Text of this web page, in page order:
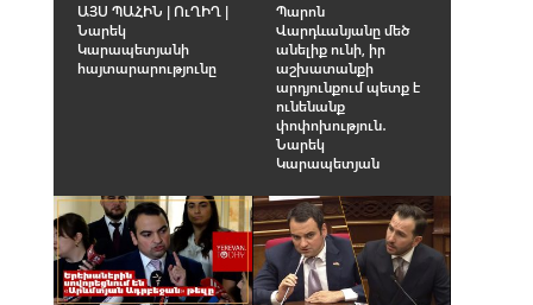
ԱՅՍ ՊԱՀԻՆ | ՈւՂԻՂ |
Նարեկ
Կարապետյանի
հայտարարությունը
Պարոն
Վարդևանյանը մեծ
անելիք ունի, իր
աշխատանքի
արդյունքում պետք է
ունենանք
փոփոխություն․
Նարեկ
Կարապետյան